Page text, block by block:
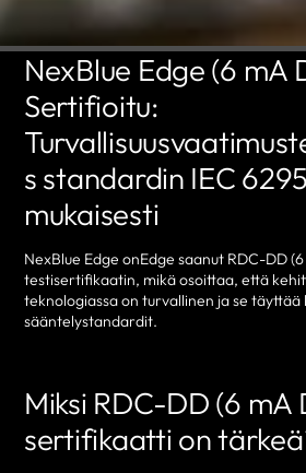
NexBlue Edge (6 mA
Sertifioitu:
s standardin IEC
mukaisesti
NexBlue Edge onEdge saanut RDC-DD
testisertifikaatin, mikä osoittaa, että
teknologiassa on turvallinen ja se
sääntelystandardit.
Miksi RDC-DD (6 mA
sertifikaatti on